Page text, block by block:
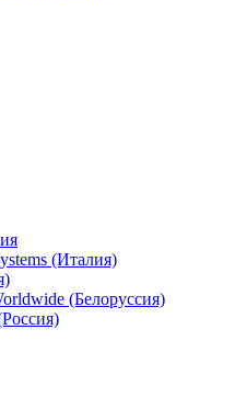
(Италия)
(Белоруссия)